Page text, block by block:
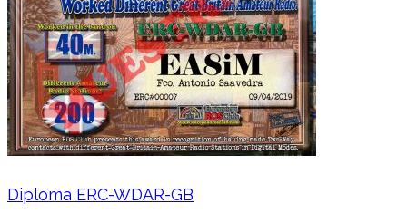
Diploma ERC-WDAR-GB